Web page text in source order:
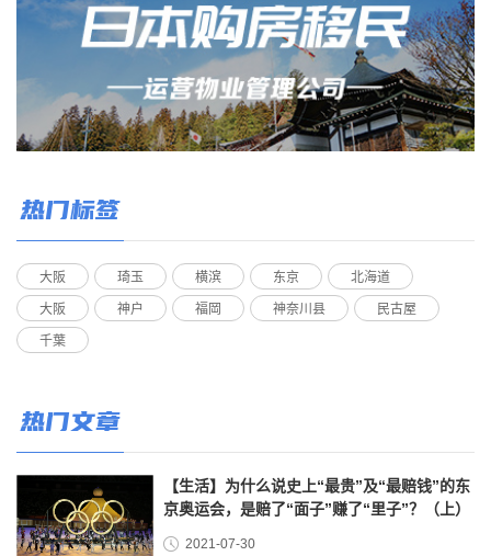
热门标签
大阪 琦玉 横滨 东京 北海道
大阪 神户 福岡 神奈川县 民古屋
千葉
热门文章
【生活】为什么说史上“最贵”及“最赔钱”的东
京奥运会，是赔了“面子”赚了“里子”？（上）
2021-07-30